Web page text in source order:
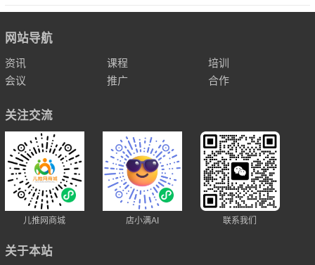
网站导航
资讯 课程
培训
会议
推广 合作
关注交流
儿推网商城 店小满AI 联系我们
关于本站